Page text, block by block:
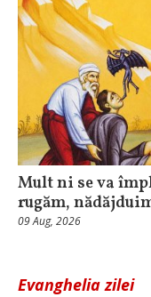
Mult ni se va
rugăm,
09 Aug, 2026
Evanghelia zilei